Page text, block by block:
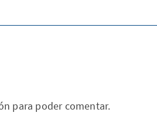
para poder comentar.